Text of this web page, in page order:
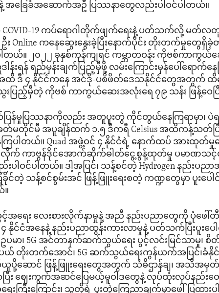
အခြေခံအဆောက်အဦ ပြဿနာတွေလည်းပါဝင်ပါတယ်။
19 ကပ်ရောဂါတိုက်ဖျက်ရေးနဲ့ ပတ်သက်လို့ မတ်လ
ဦး Online ကနေဆွေးနွေးခဲ့ပြီးနောက်ပိုင်း တိုးတက်မှုတွေရှိ
ယ်။ ၂၀၂၂ ခုနှစ်ကုန်ကျရင် ကမ္ဘာတဝန်း ကိုဗစ်ကာကွယ်
းရန် ရည်မှန်းချက်ပြည့်မှီဖို့ လမ်းကြောင်းမှန်ပေါ်ရောက်န
ဒီ ၄ နိုင်ငံကနေ အင်ဒို-ပစိဖိတ်ဒေသနိုင်ငံတွေအတွက် ထိ
ပြည့်မှီတဲ့ ကိုဗစ် ကာကွယ်ဆေးအလုံးရေ ၇၉ သန်း ဖြန့်ဝေပြီ
ပြန်မှုပြဿနာကိုလည်း အတူပူးတွဲ ကိုင်တွယ်နေကြရာမှာ၊
တ်မတိုင်မီ အပူချိန်ထက် ၁.၅ ဒီကရီ Celsius အထိကန့်သတ်ပြီ
ေကြပါတယ်။ Quad အဖွဲ့ဝင် ၄ နိုင်ငံရဲ့ နောက်ထပ် အားထုတ်မှု
လိုက် ကာဗွန်ဒိုင်အောက်ဆိုက်ဓါတ်ငွေ့စွန့်ထုတ်မှု ပမာဏသင့်
းပါဝင်ပါတယ်။ ဒါ့အပြင်၊ သန့်စင်တဲ့ Hydrogen နည်းပညာ
တဲ့ သန့်စင်စွမ်းအင် ဖြန့်ဖြူးရေးစတဲ့ ကဏ္ဍတွေမှာ ပူးပေါ
။
င့်အရေး လေးစားလိုက်နာမှုနဲ့ အညီ နည်းပညာတွေကို ပုံဖေါ်
၄ နိုင်ငံအနေနဲ့ နည်းပညာထွန်းကားလာမှုနဲ့ ပတ်သက်ပြီးပူးပေ
ပမာ၊ 5G အင်တာနက်ဆက်သွယ်ရေး ပွင့်လင်းမြင်သာမှု၊
ယ် တိုးတက်အောင်၊ 5G ဆက်သွယ်ရေးကွန်ယက်အပြင်၊ခံနို
ယူပို့ဆောင် ဖြန့်ဖြူးရေးတွေအတွက် သံဓိဌာန်ချ၊ အသိအမှ
ပြီး ဈေးကွက်အဆင်ပြေမယ့်မူဝါဒတွေနဲ့ လုပ်ထုံးလုပ်နည်း
းကြီးကြောင်း၊ သူတို့ရဲ့ ပူးတွဲကြေညာချက်မှာဖေါ်ပြထား